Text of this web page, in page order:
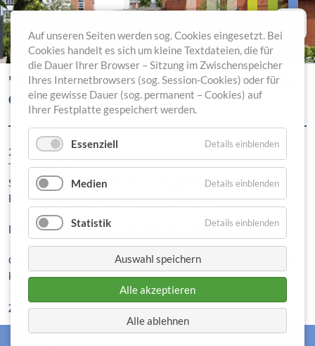
"KREATIV IM TREFF" - TERRACOTTAGEFÄSSE G
ESTALTEN (KLINIK INTERN)
21.06.2018 19:00
Treff (Haus 5)
Sie können verschiedene Terracottagefäße durch Bemalen,
Bekleben oder mit Serviettentechnik gestalten.
Für das Material wird ein geringer Kostenbeitrag erhoben.
Christiane Kurzer und Ihr Team vom Treff freuen sich auf einen
kreativen Nachmittag mit Ihnen.
Zurück zur Eventübersicht
Auf unseren Seiten werden sog. Cookies eingesetzt. Bei
Cookies handelt es sich um kleine Textdateien, die für
die Dauer Ihrer Browser – Sitzung im Zwischenspeicher
Ihres Internetbrowsers (sog. Session-Cookies) oder für
eine gewisse Dauer (sog. permanent – Cookies) auf
Ihrer Festplatte gespeichert werden.
Essenziell Details einblenden
Medien Details einblenden
Statistik Details einblenden
Auswahl speichern
Alle akzeptieren
Alle ablehnen